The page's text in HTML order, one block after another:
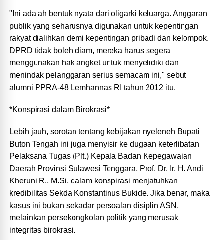
"Ini adalah bentuk nyata dari oligarki keluarga. Anggaran
publik yang seharusnya digunakan untuk kepentingan
rakyat dialihkan demi kepentingan pribadi dan kelompok.
DPRD tidak boleh diam, mereka harus segera
menggunakan hak angket untuk menyelidiki dan
menindak pelanggaran serius semacam ini," sebut
alumni PPRA-48 Lemhannas RI tahun 2012 itu.
*Konspirasi dalam Birokrasi*
Lebih jauh, sorotan tentang kebijakan nyeleneh Bupati
Buton Tengah ini juga menyisir ke dugaan keterlibatan
Pelaksana Tugas (Plt.) Kepala Badan Kepegawaian
Daerah Provinsi Sulawesi Tenggara, Prof. Dr. Ir. H. Andi
Kheruni R., M.Si, dalam konspirasi menjatuhkan
kredibilitas Sekda Konstantinus Bukide. Jika benar, maka
kasus ini bukan sekadar persoalan disiplin ASN,
melainkan persekongkolan politik yang merusak
integritas birokrasi.